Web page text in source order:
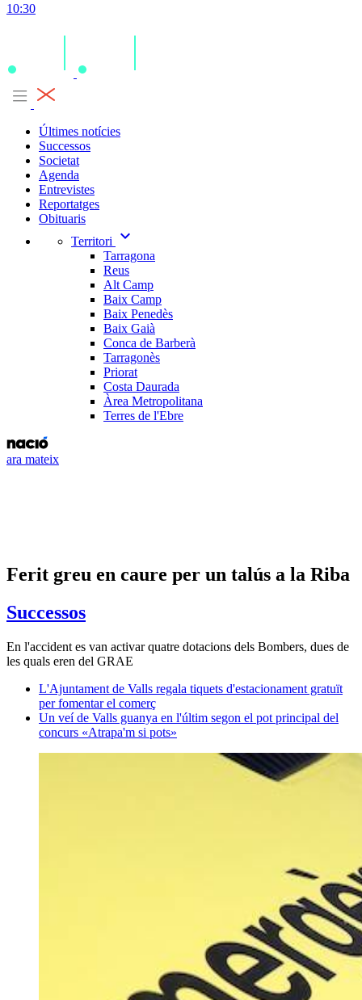
10:30
Últimes notícies
Successos
Societat
Agenda
Entrevistes
Reportatges
Obituaris
Territori
expand_more
Tarragona
Reus
Alt Camp
Baix Camp
Baix Penedès
Baix Gaià
Conca de Barberà
Tarragonès
Priorat
Costa Daurada
Àrea Metropolitana
Terres de l'Ebre
ara mateix
Ferit greu en caure per un talús a la Riba
Successos
En l'accident es van activar quatre dotacions dels Bombers, dues de
les quals eren del GRAE
L'Ajuntament de Valls regala tiquets d'estacionament gratuït
per fomentar el comerç
Un veí de Valls guanya en l'últim segon el pot principal del
concurs «Atrapa'm si pots»